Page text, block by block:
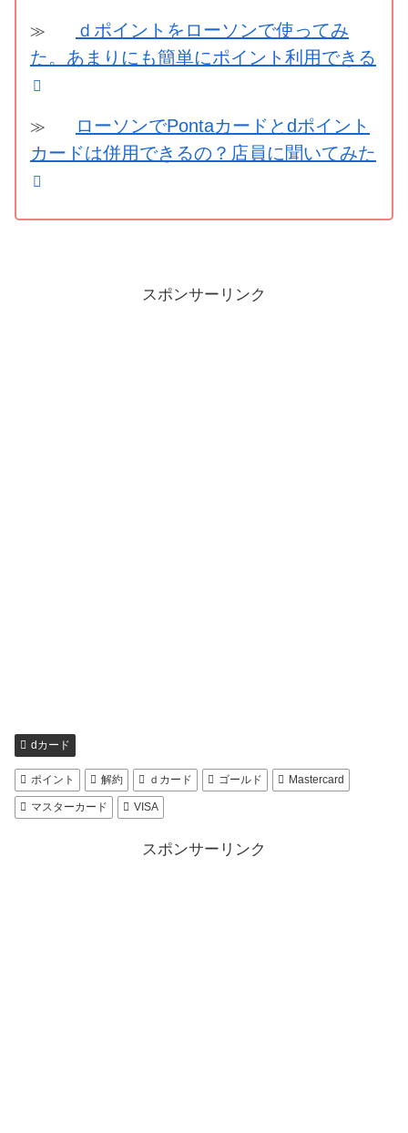
≫
ｄポイントをローソンで使ってみ
た。あまりにも簡単にポイント利用できる
≫
ローソンでPontaカードとdポイント
カードは併用できるの？店員に聞いてみた
スポンサーリンク
dカード
ポイント 解約 ｄカード ゴールド Mastercard
マスターカード VISA
スポンサーリンク